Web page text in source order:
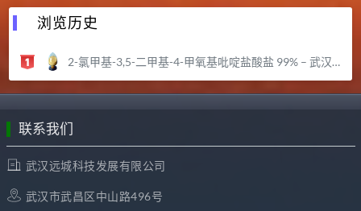
浏览历史
2-氯甲基-3,5-二甲基-4-甲氧基吡啶盐酸盐 99% – 武汉远城科技发展有限公司
联系我们
武汉远城科技发展有限公司
武汉市武昌区中山路496号